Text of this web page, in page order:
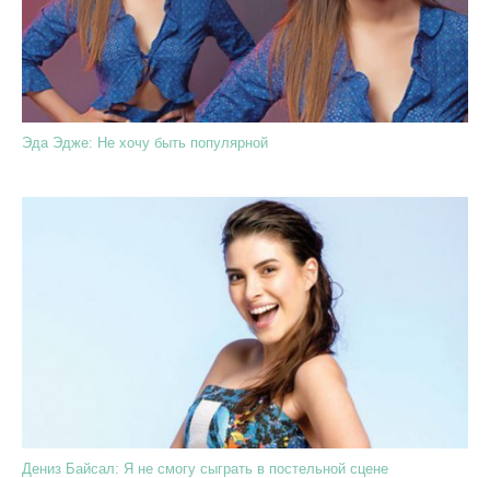
Эда Эдже: Не хочу быть популярной
Дениз Байсал: Я не смогу сыграть в постельной сцене